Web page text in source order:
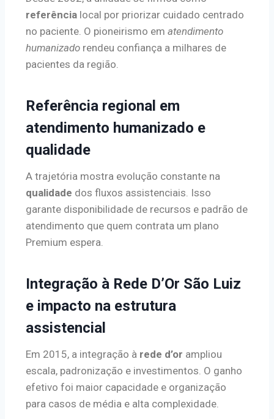
referência local por priorizar cuidado centrado
no paciente. O pioneirismo em atendimento
humanizado rendeu confiança a milhares de
pacientes da região.
Referência regional em
atendimento humanizado e
qualidade
A trajetória mostra evolução constante na
qualidade dos fluxos assistenciais. Isso
garante disponibilidade de recursos e padrão de
atendimento que quem contrata um plano
Premium espera.
Integração à Rede D’Or São Luiz
e impacto na estrutura
assistencial
Em 2015, a integração à rede d’or ampliou
escala, padronização e investimentos. O ganho
efetivo foi maior capacidade e organização
para casos de média e alta complexidade.